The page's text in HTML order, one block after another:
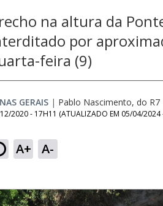
na altura da
por
feira (9)
GERAIS | Pablo Nascimento, do R7
2020 - 17H11 (ATUALIZADO EM 05/04/2024
A+ A-